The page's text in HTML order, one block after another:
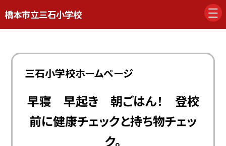
橋本市立三石小学校
三石小学校ホームページ
早寝 早起き 朝ごはん！ 登校
前に健康チェックと持ち物チェッ
ク。